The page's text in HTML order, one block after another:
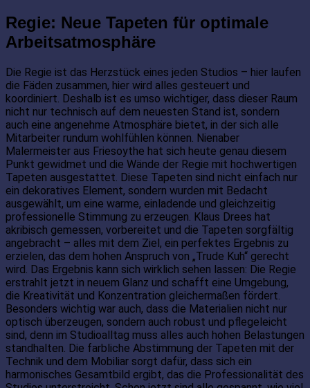
Regie: Neue Tapeten für optimale
Arbeitsatmosphäre
Die Regie ist das Herzstück eines jeden Studios – hier laufen
die Fäden zusammen, hier wird alles gesteuert und
koordiniert. Deshalb ist es umso wichtiger, dass dieser Raum
nicht nur technisch auf dem neuesten Stand ist, sondern
auch eine angenehme Atmosphäre bietet, in der sich alle
Mitarbeiter rundum wohlfühlen können. Nienaber
Malermeister aus Friesoythe hat sich heute genau diesem
Punkt gewidmet und die Wände der Regie mit hochwertigen
Tapeten ausgestattet. Diese Tapeten sind nicht einfach nur
ein dekoratives Element, sondern wurden mit Bedacht
ausgewählt, um eine warme, einladende und gleichzeitig
professionelle Stimmung zu erzeugen. Klaus Drees hat
akribisch gemessen, vorbereitet und die Tapeten sorgfältig
angebracht – alles mit dem Ziel, ein perfektes Ergebnis zu
erzielen, das dem hohen Anspruch von „Trude Kuh“ gerecht
wird. Das Ergebnis kann sich wirklich sehen lassen: Die Regie
erstrahlt jetzt in neuem Glanz und schafft eine Umgebung,
die Kreativität und Konzentration gleichermaßen fördert.
Besonders wichtig war auch, dass die Materialien nicht nur
optisch überzeugen, sondern auch robust und pflegeleicht
sind, denn im Studioalltag muss alles auch hohen Belastungen
standhalten. Die farbliche Abstimmung der Tapeten mit der
Technik und dem Mobiliar sorgt dafür, dass sich ein
harmonisches Gesamtbild ergibt, das die Professionalität des